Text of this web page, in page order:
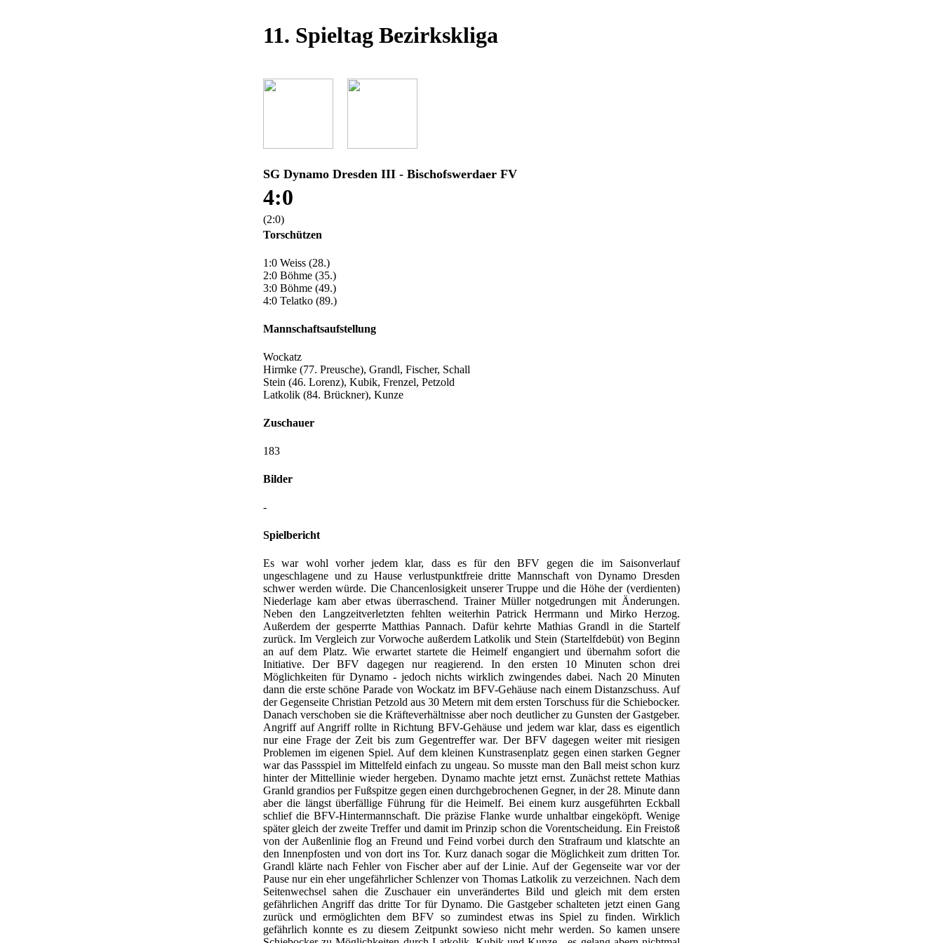
11. Spieltag Bezirkskliga
SG Dynamo Dresden III - Bischofswerdaer FV
4:0
(2:0)
Torschützen
1:0 Weiss (28.)
2:0 Böhme (35.)
3:0 Böhme (49.)
4:0 Telatko (89.)
Mannschaftsaufstellung
Wockatz
Hirmke (77. Preusche), Grandl, Fischer, Schall
Stein (46. Lorenz), Kubik, Frenzel, Petzold
Latkolik (84. Brückner), Kunze
Zuschauer
183
Bilder
-
Spielbericht
Es war wohl vorher jedem klar, dass es für den BFV gegen die im Saisonverlauf
ungeschlagene und zu Hause verlustpunktfreie dritte Mannschaft von Dynamo Dresden
schwer werden würde. Die Chancenlosigkeit unserer Truppe und die Höhe der (verdienten)
Niederlage kam aber etwas überraschend. Trainer Müller notgedrungen mit Änderungen.
Neben den Langzeitverletzten fehlten weiterhin Patrick Herrmann und Mirko Herzog.
Außerdem der gesperrte Matthias Pannach. Dafür kehrte Mathias Grandl in die Startelf
zurück. Im Vergleich zur Vorwoche außerdem Latkolik und Stein (Startelfdebüt) von Beginn
an auf dem Platz. Wie erwartet startete die Heimelf engangiert und übernahm sofort die
Initiative. Der BFV dagegen nur reagierend. In den ersten 10 Minuten schon drei
Möglichkeiten für Dynamo - jedoch nichts wirklich zwingendes dabei. Nach 20 Minuten
dann die erste schöne Parade von Wockatz im BFV-Gehäuse nach einem Distanzschuss. Auf
der Gegenseite Christian Petzold aus 30 Metern mit dem ersten Torschuss für die Schiebocker.
Danach verschoben sie die Kräfteverhältnisse aber noch deutlicher zu Gunsten der Gastgeber.
Angriff auf Angriff rollte in Richtung BFV-Gehäuse und jedem war klar, dass es eigentlich
nur eine Frage der Zeit bis zum Gegentreffer war. Der BFV dagegen weiter mit riesigen
Problemen im eigenen Spiel. Auf dem kleinen Kunstrasenplatz gegen einen starken Gegner
war das Passspiel im Mittelfeld einfach zu ungeau. So musste man den Ball meist schon kurz
hinter der Mittellinie wieder hergeben. Dynamo machte jetzt ernst. Zunächst rettete Mathias
Granld grandios per Fußspitze gegen einen durchgebrochenen Gegner, in der 28. Minute dann
aber die längst überfällige Führung für die Heimelf. Bei einem kurz ausgeführten Eckball
schlief die BFV-Hintermannschaft. Die präzise Flanke wurde unhaltbar eingeköpft. Wenige
später gleich der zweite Treffer und damit im Prinzip schon die Vorentscheidung. Ein Freistoß
von der Außenlinie flog an Freund und Feind vorbei durch den Strafraum und klatschte an
den Innenpfosten und von dort ins Tor. Kurz danach sogar die Möglichkeit zum dritten Tor.
Grandl klärte nach Fehler von Fischer aber auf der Linie. Auf der Gegenseite war vor der
Pause nur ein eher ungefährlicher Schlenzer von Thomas Latkolik zu verzeichnen. Nach dem
Seitenwechsel sahen die Zuschauer ein unverändertes Bild und gleich mit dem ersten
gefährlichen Angriff das dritte Tor für Dynamo. Die Gastgeber schalteten jetzt einen Gang
zurück und ermöglichten dem BFV so zumindest etwas ins Spiel zu finden. Wirklich
gefährlich konnte es zu diesem Zeitpunkt sowieso nicht mehr werden. So kamen unsere